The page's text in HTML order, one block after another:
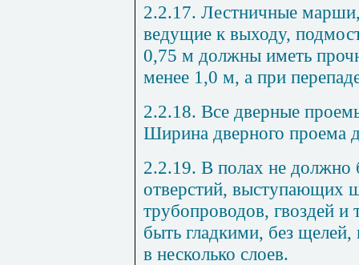
2.2.17. Лестничные
ведущие к выходу,
0,75 м должны иметь
менее 1,0 м, а при
2.2.18. Все дверные
Ширина дверного проема
2.2.19. В полах не
отверстий, выступающих
трубопроводов, гвоздей
быть гладкими, без
в несколько слоев.